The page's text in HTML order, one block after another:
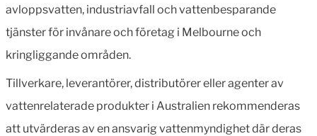
avloppsvatten, industriavfall och vattenbesparande
tjänster för invånare och företag i Melbourne och
kringliggande områden.
Tillverkare, leverantörer, distributörer eller agenter av
vattenrelaterade produkter i Australien rekommenderas
att utvärderas av en ansvarig vattenmyndighet där deras